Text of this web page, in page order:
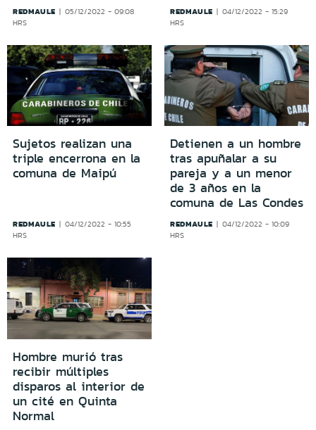
REDMAULE
05/12/2022 - 09:08
HRS
REDMAULE
04/12/2022 - 15:29
HRS
Sujetos realizan una
triple encerrona en la
comuna de Maipú
REDMAULE
04/12/2022 - 10:55
HRS
Detienen a un hombre
tras apuñalar a su
pareja y a un menor
de 3 años en la
comuna de Las Condes
REDMAULE
04/12/2022 - 10:09
HRS
Hombre murió tras
recibir múltiples
disparos al interior de
un cité en Quinta
Normal